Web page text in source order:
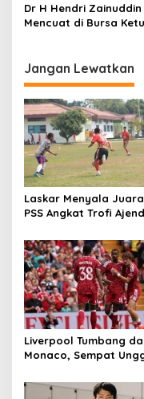
Dr H Hendri Zainuddin
Mencuat di Bursa
Jangan Lewatkan
Laskar Menyala
PSS Angkat Trofi
Liverpool Tumbang
Monaco, Sempat